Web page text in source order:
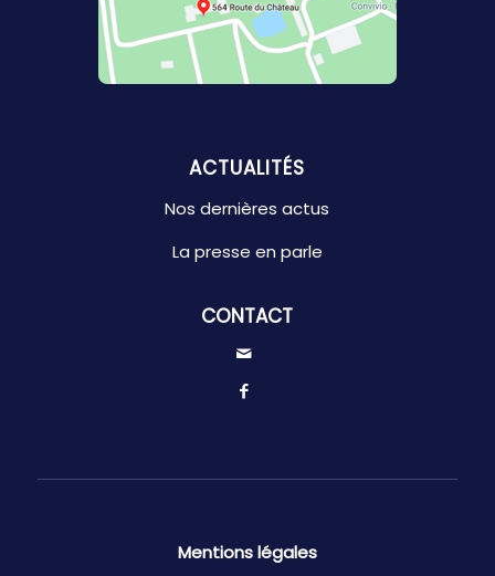
ACTUALITÉS
Nos dernières actus
La presse en parle
CONTACT
Mentions légales